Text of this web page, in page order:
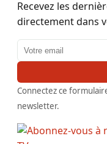
Recevez les
directement dans
Adresse email
Connectez ce
newsletter.